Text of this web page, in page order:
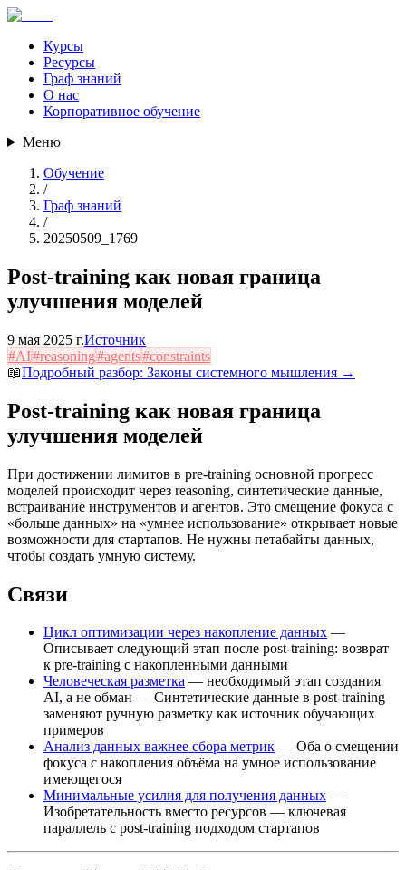
Курсы
Ресурсы
Граф знаний
О нас
Корпоративное обучение
Меню
Обучение
/
Граф знаний
/
20250509_1769
Post-training как новая граница
улучшения моделей
9 мая 2025 г.Источник
#AI#reasoning#agents#constraints
📖Подробный разбор: Законы системного мышления →
Post-training как новая граница
улучшения моделей
При достижении лимитов в pre-training основной прогресс
моделей происходит через reasoning, синтетические данные,
встраивание инструментов и агентов. Это смещение фокуса с
«больше данных» на «умнее использование» открывает новые
возможности для стартапов. Не нужны петабайты данных,
чтобы создать умную систему.
Связи
Цикл оптимизации через накопление данных —
Описывает следующий этап после post-training: возврат
к pre-training с накопленными данными
Человеческая разметка — необходимый этап создания
AI, а не обман — Синтетические данные в post-training
заменяют ручную разметку как источник обучающих
примеров
Анализ данных важнее сбора метрик — Оба о смещении
фокуса с накопления объёма на умное использование
имеющегося
Минимальные усилия для получения данных —
Изобретательность вместо ресурсов — ключевая
параллель с post-training подходом стартапов